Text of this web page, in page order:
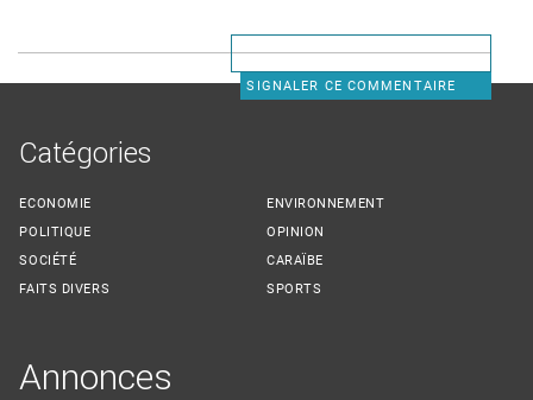
SIGNALER CE COMMENTAIRE
Catégories
ECONOMIE
POLITIQUE
SOCIÉTÉ
FAITS DIVERS
ENVIRONNEMENT
OPINION
CARAÏBE
SPORTS
Annonces